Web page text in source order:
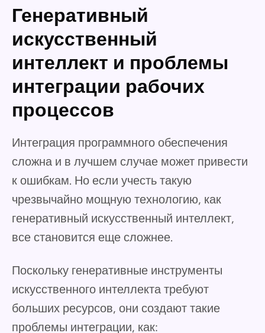
Генеративный
искусственный
интеллект и проблемы
интеграции рабочих
процессов
Интеграция программного обеспечения
сложна и в лучшем случае может привести
к ошибкам. Но если учесть такую
чрезвычайно мощную технологию, как
генеративный искусственный интеллект,
все становится еще сложнее.
Поскольку генеративные инструменты
искусственного интеллекта требуют
больших ресурсов, они создают такие
проблемы интеграции, как: